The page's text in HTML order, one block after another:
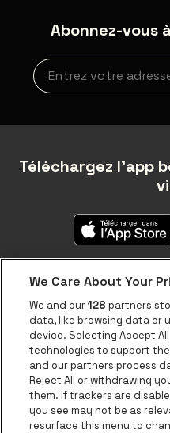
Abonnez-vous
newsLetterLabel
Téléchargez l'app
À
be•at
We Care About Your
We and our128 partners
data, like browsing data or
device. Selecting Accept
technologies to support
and our partners process
Reject All or withdrawing
them. If trackers are
you see may not be as
resurface this menu to